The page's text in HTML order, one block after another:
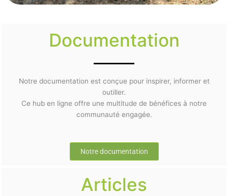
Documentation
Notre documentation est conçue pour inspirer, informer et
outiller.
Ce hub en ligne offre une multitude de bénéfices à notre
communauté engagée.
Notre documentation
Articles